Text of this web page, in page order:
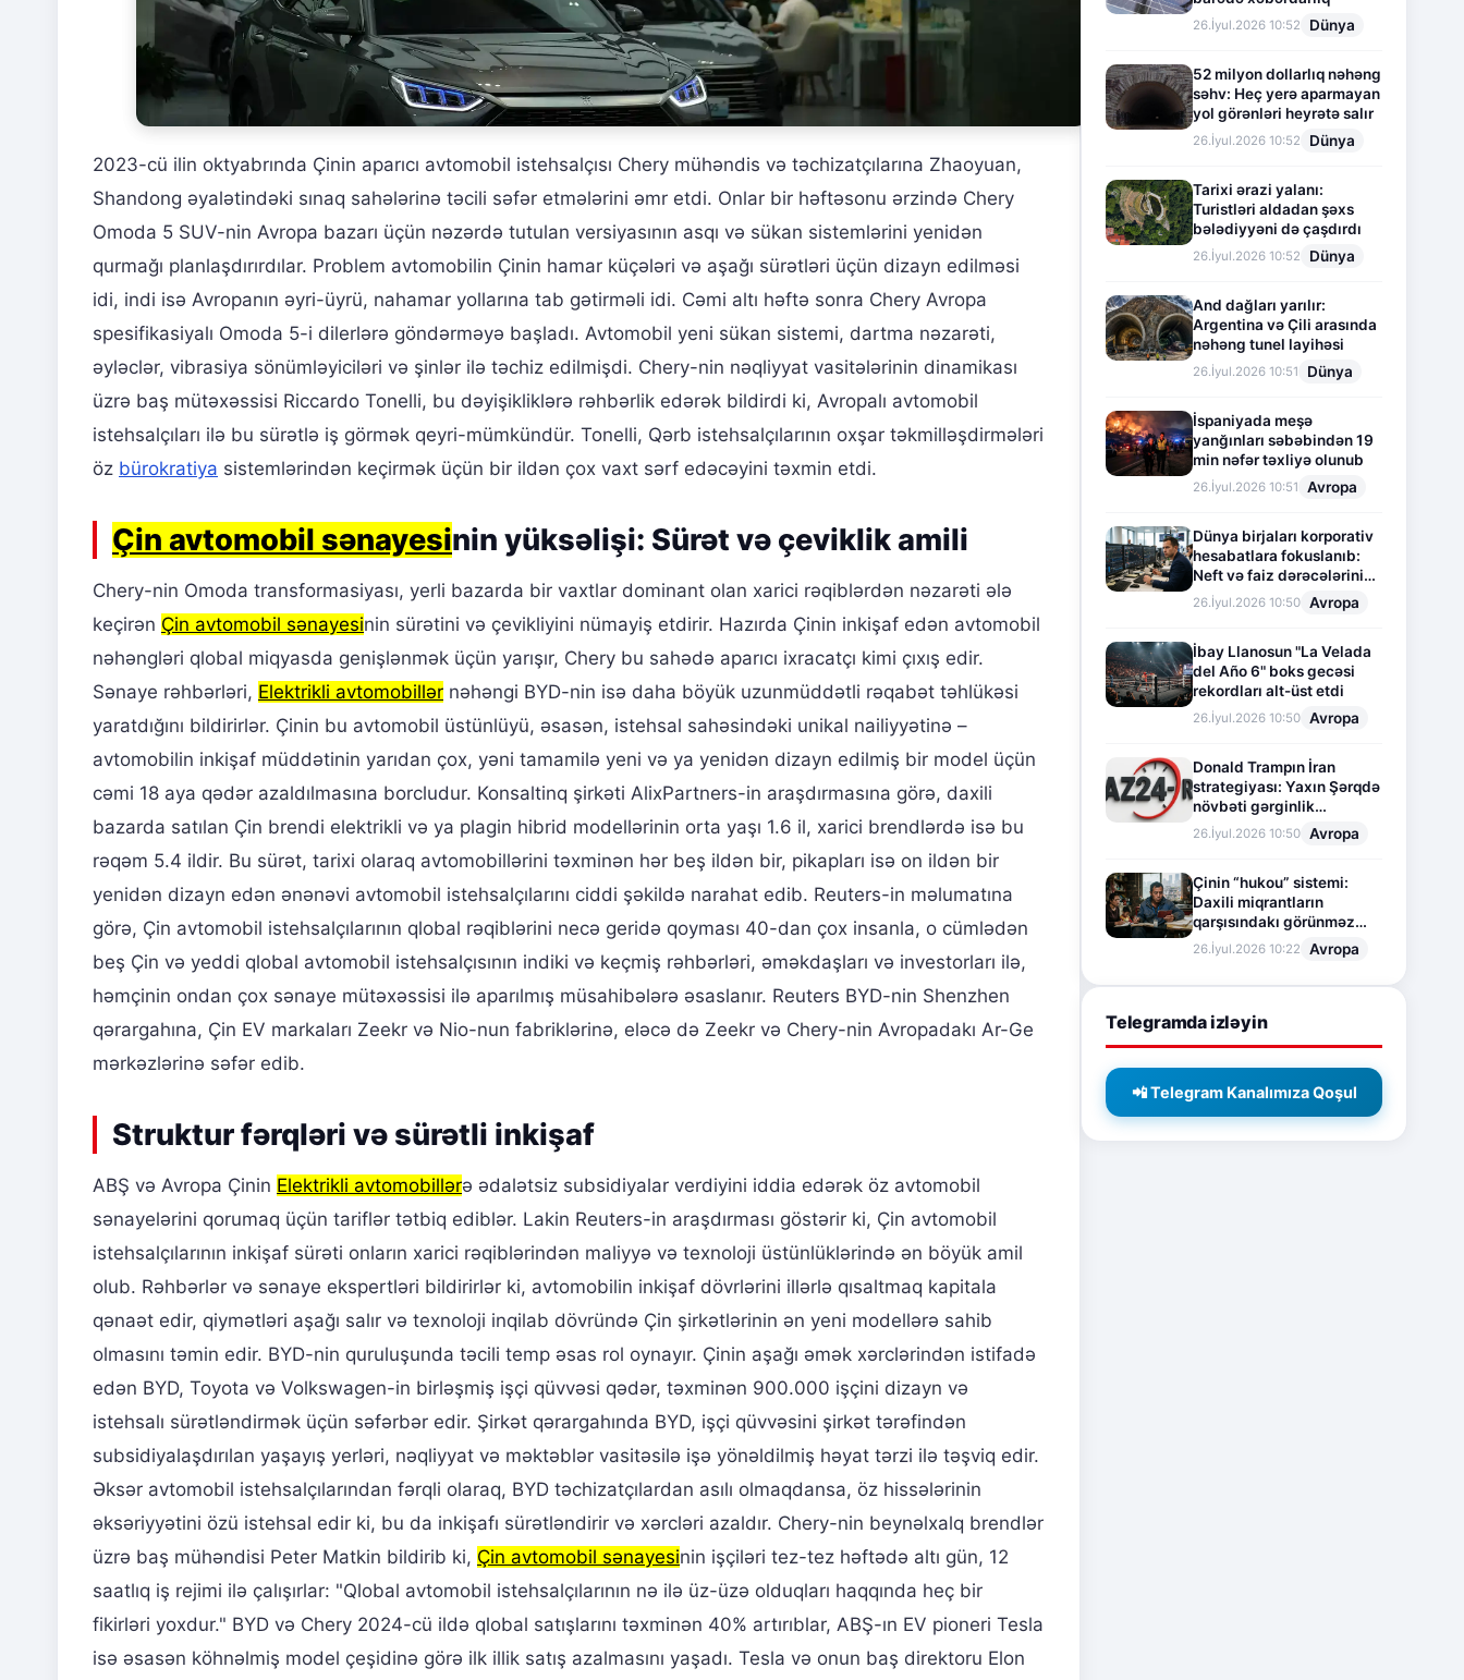
2023-cü ilin oktyabrında Çinin aparıcı avtomobil istehsalçısı Chery mühəndis və təchizatçılarına Zhaoyuan,
Shandong əyalətindəki sınaq sahələrinə təcili səfər etmələrini əmr etdi. Onlar bir həftəsonu ərzində Chery
Omoda 5 SUV-nin Avropa bazarı üçün nəzərdə tutulan versiyasının asqı və sükan sistemlərini yenidən
qurmağı planlaşdırırdılar. Problem avtomobilin Çinin hamar küçələri və aşağı sürətləri üçün dizayn edilməsi
idi, indi isə Avropanın əyri-üyrü, nahamar yollarına tab gətirməli idi. Cəmi altı həftə sonra Chery Avropa
spesifikasiyalı Omoda 5-i dilerlərə göndərməyə başladı. Avtomobil yeni sükan sistemi, dartma nəzarəti,
əyləclər, vibrasiya sönümləyiciləri və şinlər ilə təchiz edilmişdi. Chery-nin nəqliyyat vasitələrinin dinamikası
üzrə baş mütəxəssisi Riccardo Tonelli, bu dəyişikliklərə rəhbərlik edərək bildirdi ki, Avropalı avtomobil
istehsalçıları ilə bu sürətlə iş görmək qeyri-mümkündür. Tonelli, Qərb istehsalçılarının oxşar təkmilləşdirmələri
öz bürokratiya sistemlərindən keçirmək üçün bir ildən çox vaxt sərf edəcəyini təxmin etdi.
Çin avtomobil sənayesinin yüksəlişi: Sürət və çeviklik amili
Chery-nin Omoda transformasiyası, yerli bazarda bir vaxtlar dominant olan xarici rəqiblərdən nəzarəti ələ
keçirən Çin avtomobil sənayesinin sürətini və çevikliyini nümayiş etdirir. Hazırda Çinin inkişaf edən avtomobil
nəhəngləri qlobal miqyasda genişlənmək üçün yarışır, Chery bu sahədə aparıcı ixracatçı kimi çıxış edir.
Sənaye rəhbərləri, Elektrikli avtomobillər nəhəngi BYD-nin isə daha böyük uzunmüddətli rəqabət təhlükəsi
yaratdığını bildirirlər. Çinin bu avtomobil üstünlüyü, əsasən, istehsal sahəsindəki unikal nailiyyətinə –
avtomobilin inkişaf müddətinin yarıdan çox, yəni tamamilə yeni və ya yenidən dizayn edilmiş bir model üçün
cəmi 18 aya qədər azaldılmasına borcludur. Konsaltinq şirkəti AlixPartners-in araşdırmasına görə, daxili
bazarda satılan Çin brendi elektrikli və ya plagin hibrid modellərinin orta yaşı 1.6 il, xarici brendlərdə isə bu
rəqəm 5.4 ildir. Bu sürət, tarixi olaraq avtomobillərini təxminən hər beş ildən bir, pikapları isə on ildən bir
yenidən dizayn edən ənənəvi avtomobil istehsalçılarını ciddi şəkildə narahat edib. Reuters-in məlumatına
görə, Çin avtomobil istehsalçılarının qlobal rəqiblərini necə geridə qoyması 40-dan çox insanla, o cümlədən
beş Çin və yeddi qlobal avtomobil istehsalçısının indiki və keçmiş rəhbərləri, əməkdaşları və investorları ilə,
həmçinin ondan çox sənaye mütəxəssisi ilə aparılmış müsahibələrə əsaslanır. Reuters BYD-nin Shenzhen
qərargahına, Çin EV markaları Zeekr və Nio-nun fabriklərinə, eləcə də Zeekr və Chery-nin Avropadakı Ar-Ge
mərkəzlərinə səfər edib.
Struktur fərqləri və sürətli inkişaf
ABŞ və Avropa Çinin Elektrikli avtomobillərə ədalətsiz subsidiyalar verdiyini iddia edərək öz avtomobil
sənayelərini qorumaq üçün tariflər tətbiq ediblər. Lakin Reuters-in araşdırması göstərir ki, Çin avtomobil
istehsalçılarının inkişaf sürəti onların xarici rəqiblərindən maliyyə və texnoloji üstünlüklərində ən böyük amil
olub. Rəhbərlər və sənaye ekspertləri bildirirlər ki, avtomobilin inkişaf dövrlərini illərlə qısaltmaq kapitala
qənaət edir, qiymətləri aşağı salır və texnoloji inqilab dövründə Çin şirkətlərinin ən yeni modellərə sahib
olmasını təmin edir. BYD-nin quruluşunda təcili temp əsas rol oynayır. Çinin aşağı əmək xərclərindən istifadə
edən BYD, Toyota və Volkswagen-in birləşmiş işçi qüvvəsi qədər, təxminən 900.000 işçini dizayn və
istehsalı sürətləndirmək üçün səfərbər edir. Şirkət qərargahında BYD, işçi qüvvəsini şirkət tərəfindən
subsidiyalaşdırılan yaşayış yerləri, nəqliyyat və məktəblər vasitəsilə işə yönəldilmiş həyat tərzi ilə təşviq edir.
Əksər avtomobil istehsalçılarından fərqli olaraq, BYD təchizatçılardan asılı olmaqdansa, öz hissələrinin
əksəriyyətini özü istehsal edir ki, bu da inkişafı sürətləndirir və xərcləri azaldır. Chery-nin beynəlxalq brendlər
üzrə baş mühəndisi Peter Matkin bildirib ki, Çin avtomobil sənayesinin işçiləri tez-tez həftədə altı gün, 12
saatlıq iş rejimi ilə çalışırlar: "Qlobal avtomobil istehsalçılarının nə ilə üz-üzə olduqları haqqında heç bir
fikirləri yoxdur." BYD və Chery 2024-cü ildə qlobal satışlarını təxminən 40% artırıblar, ABŞ-ın EV pioneri Tesla
isə əsasən köhnəlmiş model çeşidinə görə ilk illik satış azalmasını yaşadı. Tesla və onun baş direktoru Elon
26.İyul.2026 10:52 Dünya
52 milyon dollarlıq nəhəng
səhv: Heç yerə aparmayan
yol görənləri heyrətə salır
26.İyul.2026 10:52 Dünya
Tarixi ərazi yalanı:
Turistləri aldadan şəxs
bələdiyyəni də çaşdırdı
26.İyul.2026 10:52 Dünya
And dağları yarılır:
Argentina və Çili arasında
nəhəng tunel layihəsi
26.İyul.2026 10:51 Dünya
İspaniyada meşə
yanğınları səbəbindən 19
min nəfər təxliyə olunub
26.İyul.2026 10:51 Avropa
Dünya birjaları korporativ
hesabatlara fokuslanıb:
Neft və faiz dərəcələrinin
təsiri altında cari vəziyyət
26.İyul.2026 10:50 Avropa
İbay Llanosun "La Velada
del Año 6" boks gecəsi
rekordları alt-üst etdi
26.İyul.2026 10:50 Avropa
Donald Trampın İran
strategiyası: Yaxın Şərqdə
növbəti gərginlik
mərhələsi
26.İyul.2026 10:50 Avropa
Çinin “hukou” sistemi:
Daxili miqrantların
qarşısındakı görünməz
sədd
26.İyul.2026 10:22 Avropa
Telegramda izləyin
📲 Telegram Kanalımıza Qoşul